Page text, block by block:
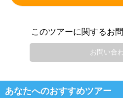
このツアーに関するお
お問い合
あなたへのおすすめツアー